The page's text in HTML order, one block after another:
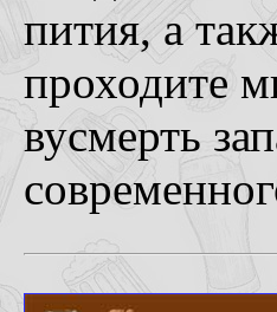
пития, а
проходите
вусмерть